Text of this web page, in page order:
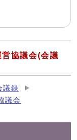
協議会(会議
議録
議会